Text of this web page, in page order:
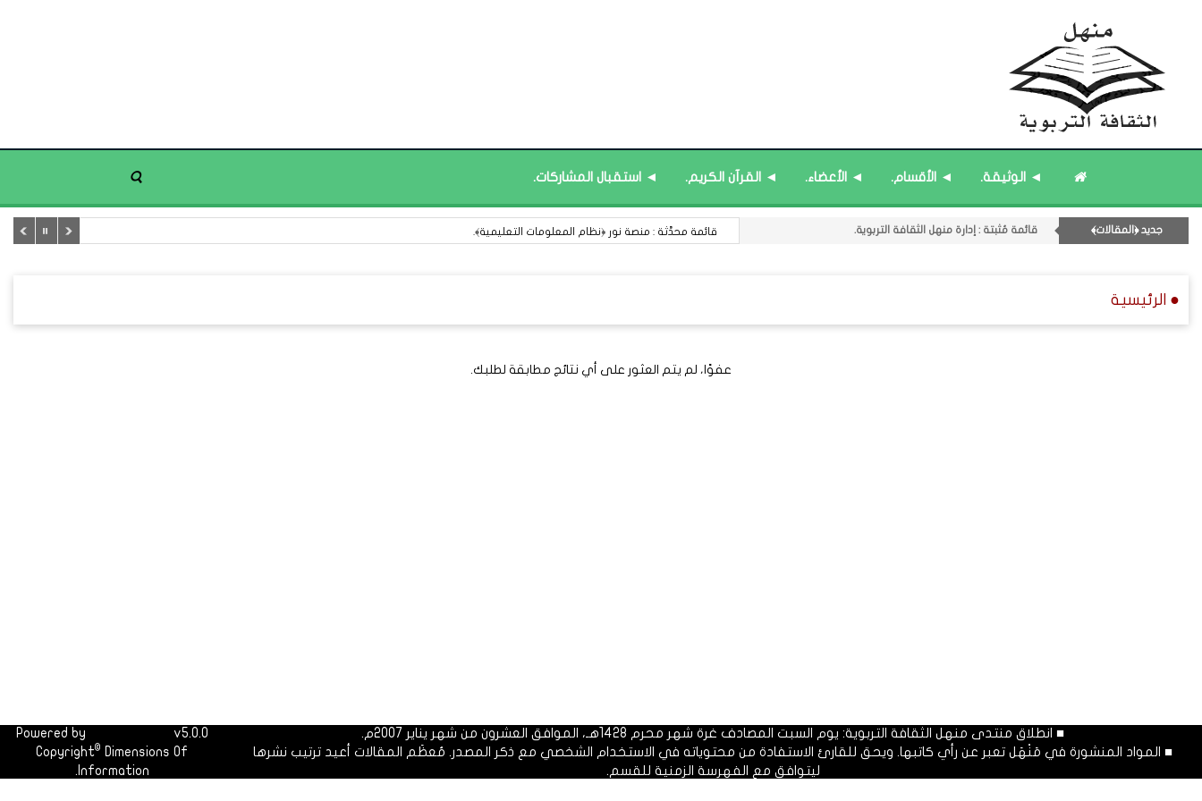
◄ الوثيقة. ◄ الأقسام. ◄ الأعضاء. ◄ القرآن الكريم. ◄ استقبال المشاركات.
جديد ﴿المقالات﴾ قائمة مُثبتة : إدارة منهل الثقافة التربوية. قائمة محدَّثة : منصة نور ﴿نظام المعلومات التعليمية﴾.
● الرئيسية
عفوًا، لم يتم العثور على أي نتائج مطابقة لطلبك.
■ انطلاق منتدى منهل الثقافة التربوية: يوم السبت المصادف غرة شهر محرم 1428هـ، الموافق العشرون من شهر يناير 2007م.
■ المواد المنشورة في مَنْهَل تعبر عن رأي كاتبها. ويحق للقارئ الاستفادة من محتوياته في الاستخدام الشخصي مع ذكر المصدر. مُعظَم المقالات أعيد ترتيب نشرها
ليتوافق مع الفهرسة الزمنية للقسم.
Powered by
v5.0.0
Copyright© Dimensions Of
Information.